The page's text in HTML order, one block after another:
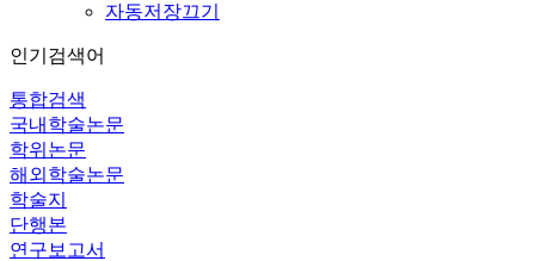
자동저장끄기
인기검색어
통합검색
국내학술논문
학위논문
해외학술논문
학술지
단행본
연구보고서